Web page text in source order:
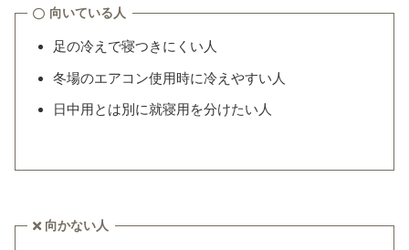
向いている人
足の冷えで寝つきにくい人
冬場のエアコン使用時に冷えやすい人
日中用とは別に就寝用を分けたい人
向かない人